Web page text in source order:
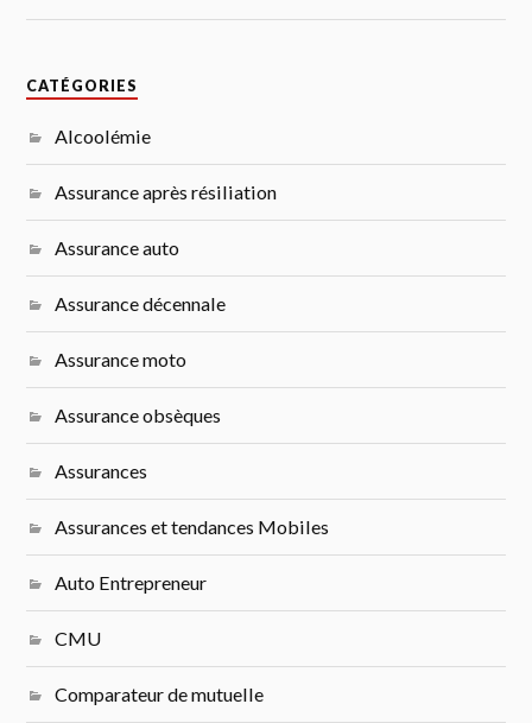
CATÉGORIES
Alcoolémie
Assurance après résiliation
Assurance auto
Assurance décennale
Assurance moto
Assurance obsèques
Assurances
Assurances et tendances Mobiles
Auto Entrepreneur
CMU
Comparateur de mutuelle